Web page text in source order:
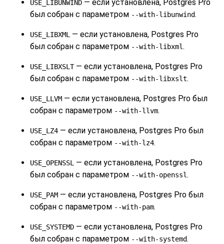
USE_LIBUNWIND — если установлена, Postgres Pro
был собран с параметром --with-libunwind.
USE_LIBXML — если установлена, Postgres Pro
был собран с параметром --with-libxml .
USE_LIBXSLT— если установлена, Postgres Pro
был собран с параметром --with-libxslt.
USE_LLVM — если установлена, Postgres Pro был
собран с параметром --with-llvm.
USE_LZ4 — если установлена, Postgres Pro был
собран с параметром --with-lz4.
USE_OPENSSL — если установлена, Postgres Pro
был собран с параметром --with-openssl .
USE_PAM — если установлена, Postgres Pro был
собран с параметром --with-pam.
USE_SYSTEMD — если установлена, Postgres Pro
был собран с параметром --with-systemd.